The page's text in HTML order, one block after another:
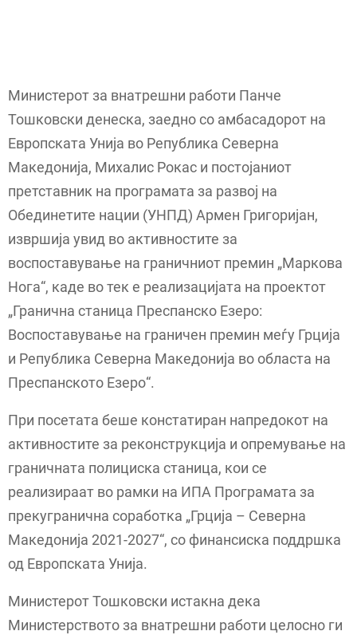
Министерот за внатрешни работи Панче
Тошковски денеска, заедно со амбасадорот на
Европската Унија во Република Северна
Македонија, Михалис Рокас и постојаниот
претставник на програмата за развој на
Обединетите нации (УНПД) Армен Григоријан,
извршија увид во активностите за
воспоставување на граничниот премин „Маркова
Нога“, каде во тек е реализацијата на проектот
„Гранична станица Преспанско Езеро:
Воспоставување на граничен премин меѓу Грција
и Република Северна Македонија во областа на
Преспанското Езеро“.
При посетата беше констатиран напредокот на
активностите за реконструкција и опремување на
граничната полициска станица, кои се
реализираат во рамки на ИПА Програмата за
прекугранична соработка „Грција – Северна
Македонија 2021-2027“, со финансиска поддршка
од Европската Унија.
Министерот Тошковски истакна дека
Министерството за внатрешни работи целосно ги